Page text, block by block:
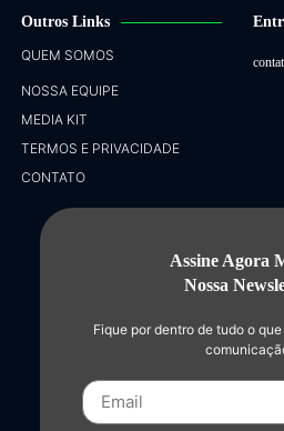
Outros Links
QUEM SOMOS
NOSSA EQUIPE
MEDIA KIT
TERMOS E PRIVACIDADE
CONTATO
Assine Agora
Nossa
Fique por dentro de tudo o